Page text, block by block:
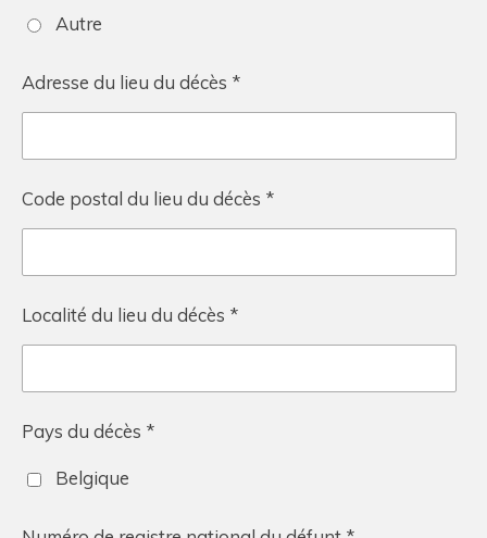
Autre
Adresse du lieu du décès *
Code postal du lieu du décès *
Localité du lieu du décès *
Pays du décès *
Belgique